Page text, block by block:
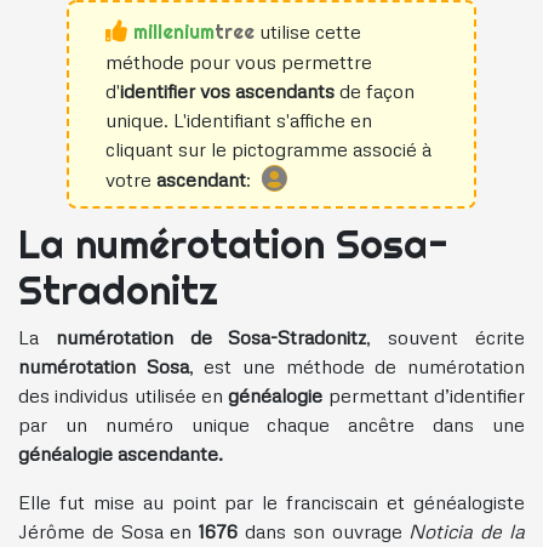
utilise cette
méthode pour vous permettre
d'identifier vos ascendants de façon
unique. L'identifiant s'affiche en
cliquant sur le pictogramme associé à
votre ascendant:
La numérotation Sosa-
Stradonitz
La numérotation de Sosa-Stradonitz, souvent écrite
numérotation Sosa, est une méthode de numérotation
des individus utilisée engénéalogie permettant d’identifier
par un numéro unique chaque ancêtre dans une
généalogie ascendante.
Elle fut mise au point par le franciscain et généalogiste
Jérôme de Sosa en1676 dans son ouvrage Noticia de la